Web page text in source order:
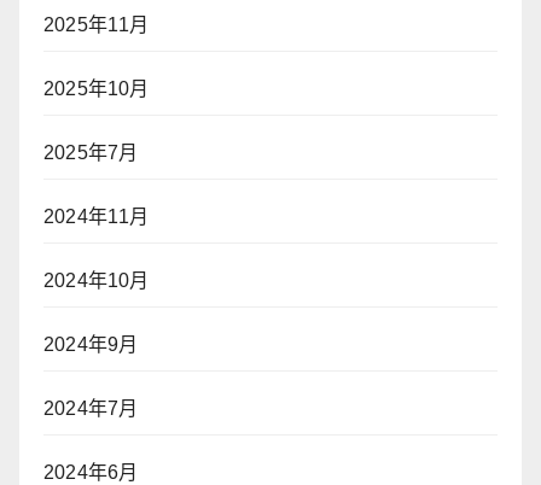
2025年11月
2025年10月
2025年7月
2024年11月
2024年10月
2024年9月
2024年7月
2024年6月